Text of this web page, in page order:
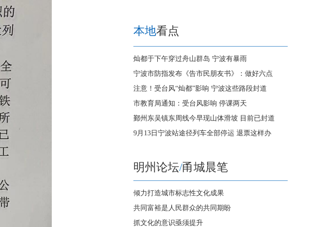
本地看点
灿都于下午穿过舟山群岛 宁波有暴雨
宁波市防指发布《告市民朋友书》：做好六点
注意！受台风“灿都”影响 宁波这些路段封道
市教育局通知：受台风影响 停课两天
鄞州东吴镇东周线今早现山体滑坡 目前已封道
9月13日宁波站途径列车全部停运 退票这样办
明州论坛/甬城晨笔
倾力打造城市标志性文化成果
共同富裕是人民群众的共同期盼
抓文化的意识亟须提升